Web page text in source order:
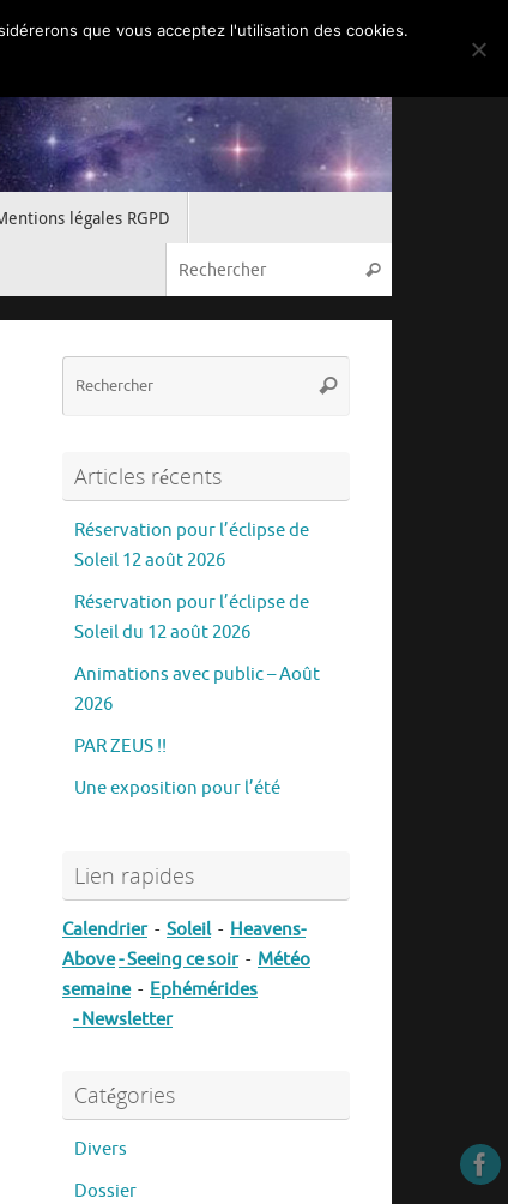
légales RGPD
Rechercher
Rechercher
Articles récents
Réservation pour l’éclipse de
Soleil 12 août 2026
Réservation pour l’éclipse de
Soleil du 12 août 2026
Animations avec public – Août
2026
PAR ZEUS !!
Une exposition pour l’été
Lien rapides
Calendrier- Soleil- Heavens-
Above- Seeing ce soir- Météo
semaine- Ephémérides
- Newsletter
Catégories
Divers
Dossier
que vous acceptez l'utilisation des cookies.